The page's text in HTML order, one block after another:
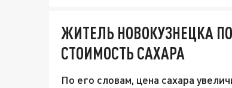
ЖИТЕЛЬ НОВОКУЗНЕЦКА
СТОИМОСТЬ САХАРА
По его словам, цена сахара